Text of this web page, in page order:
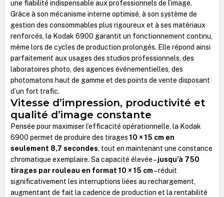
une fiabilité indispensable aux professionnels de l’image.
Grâce à son mécanisme interne optimisé, à son système de
gestion des consommables plus rigoureux et à ses matériaux
renforcés, la Kodak 6900 garantit un fonctionnement continu,
même lors de cycles de production prolongés. Elle répond ainsi
parfaitement aux usages des studios professionnels, des
laboratoires photo, des agences événementielles, des
photomatons haut de gamme et des points de vente disposant
d’un fort trafic.
Vitesse d’impression, productivité et
qualité d’image constante
Pensée pour maximiser l’efficacité opérationnelle, la Kodak
6900 permet de produire des tirages 10 × 15 cm en
seulement 8,7 secondes, tout en maintenant une constance
chromatique exemplaire. Sa capacité élevée –jusqu’à 750
tirages par rouleau en format 10 × 15 cm– réduit
significativement les interruptions liées au rechargement,
augmentant de fait la cadence de production et la rentabilité